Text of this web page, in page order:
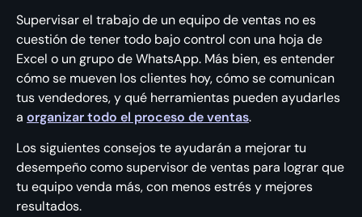
Supervisar el trabajo de un equipo de ventas no es
cuestión de tener todo bajo control con una hoja de
Excel o un grupo de WhatsApp. Más bien, es entender
cómo se mueven los clientes hoy, cómo se comunican
tus vendedores, y qué herramientas pueden ayudarles
a organizar todo el proceso de ventas.
Los siguientes consejos te ayudarán a mejorar tu
desempeño como supervisor de ventas para lograr que
tu equipo venda más, con menos estrés y mejores
resultados.